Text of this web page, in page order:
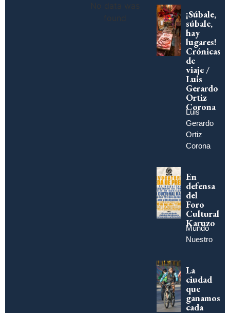
No data was
found
¡Súbale,
súbale,
hay
lugares!
Crónicas
de
viaje /
Luis
Gerardo
Ortiz
Corona
Luis
Gerardo
Ortiz
Corona
En
defensa
del
Foro
Cultural
Karuzo
Mundo
Nuestro
La
ciudad
que
ganamos
cada